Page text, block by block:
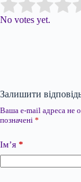
Rate this item:
No votes yet.
Залишити
Ваша e-mail адреса не
позначені *
Ім’я *